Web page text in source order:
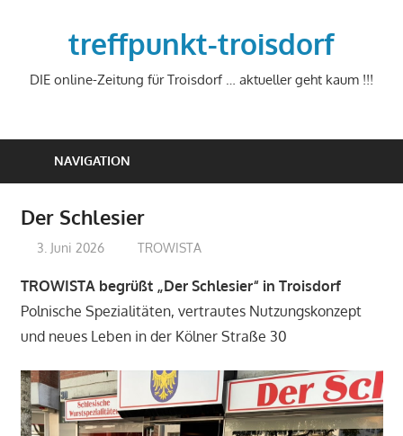
treffpunkt-troisdorf
DIE online-Zeitung für Troisdorf … aktueller geht kaum !!!
NAVIGATION
Der Schlesier
3. Juni 2026 treffpunkt
TROWISTA
TROWISTA begrüßt „Der Schlesier“ in Troisdorf
Polnische Spezialitäten, vertrautes Nutzungskonzept
und neues Leben in der Kölner Straße 30